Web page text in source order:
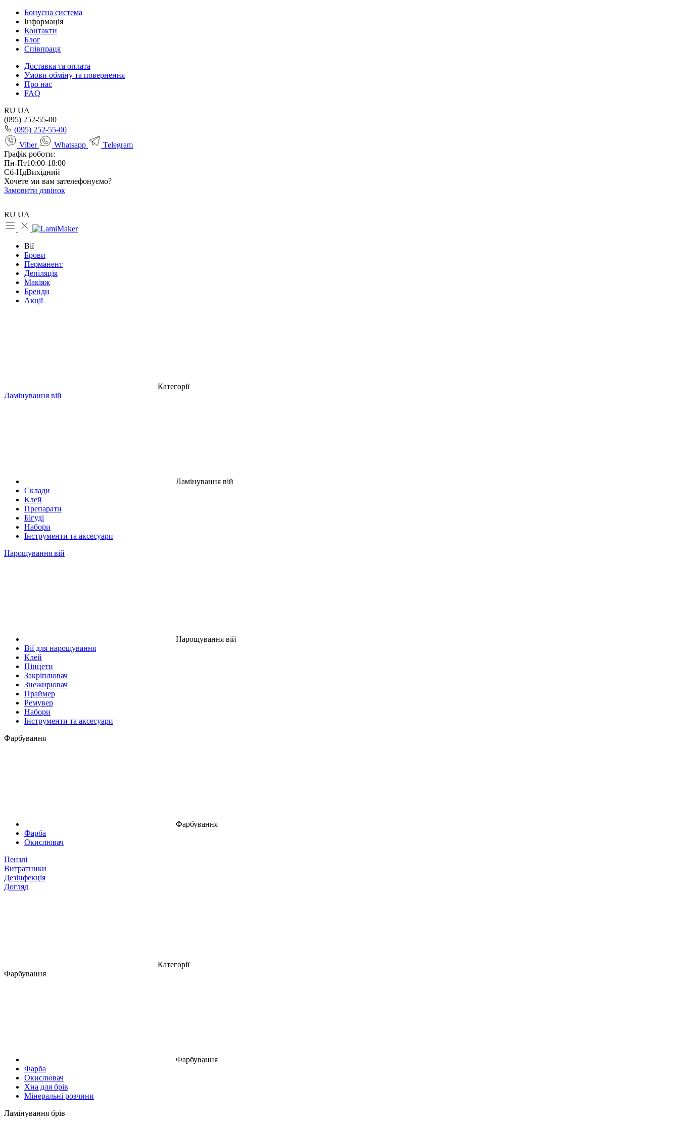
Бонусна система
Інформація
Контакти
Блог
Співпраця
Доставка та оплата
Умови обміну та повернення
Про нас
FAQ
RU UA
(095) 252-55-00
(095) 252-55-00
Viber
Whatsapp
Telegram
Графік роботи:
Пн-Пт10:00-18:00
Сб-НдВихідний
Хочете ми вам зателефонуємо?
Замовити дзвінок
RU UA
Вії
Брови
Перманент
Депіляція
Макіяж
Бренди
Акції
Категорії
Ламінування вій
Ламінування вій
Склади
Клей
Препарати
Бігуді
Набори
Інструменти та аксесуари
Нарощування вій
Нарощування вій
Вії для нарощування
Клей
Пінцети
Закріплювач
Знежирювач
Праймер
Ремувер
Набори
Інструменти та аксесуари
Фарбування
Фарбування
Фарба
Окислювач
Пензлі
Витратники
Дезінфекція
Догляд
Категорії
Фарбування
Фарбування
Фарба
Окислювач
Хна для брів
Мінеральні розчини
Ламінування брів